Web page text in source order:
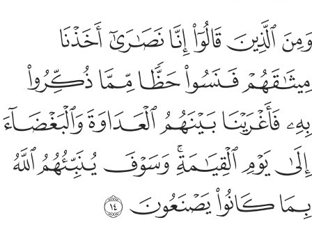
ومن الذين قالوا انا نصارى اخذنا ميثاقهم فنسوا حظا مما ذكروا به
وَمِنَ ٱلَّذِينَ قَالُوٓا۟ إِنَّا نَصَـٰرَىٰٓ أَخَذْنَا مِيثَـٰقَهُمْ فَنَسُوا۟ حَظًّۭا مِّمَّا ذُكِّرُوا۟
ﱁﱂﱃﱄﱅﱆ
ﱇﱈﱉﱊﱋ
ﱌﱍﱎﱏﱐ
ﱑﱒﱓﱔﱕﱖﱗ
ﱘﱙﱚﱛ